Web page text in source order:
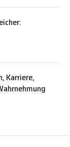
Karriere,